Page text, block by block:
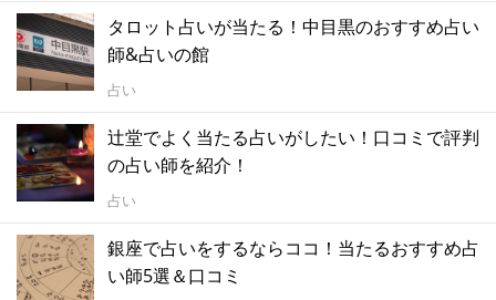
タロット占いが当たる！中目黒のおすすめ占い
師&占いの館
占い
辻堂でよく当たる占いがしたい！口コミで評判
の占い師を紹介！
占い
銀座で占いをするならココ！当たるおすすめ占
い師5選＆口コミ